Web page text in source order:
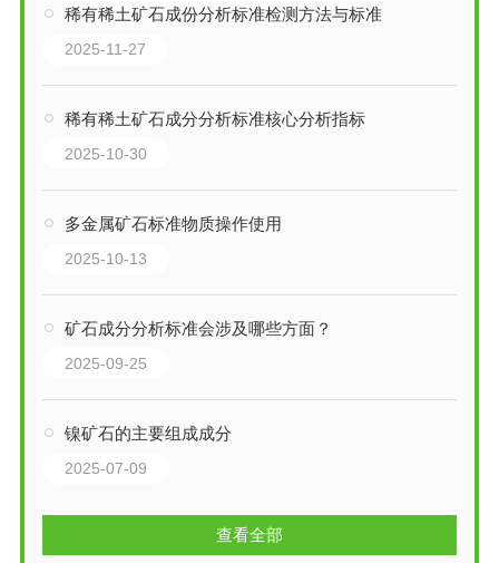
稀有稀土矿石成份分析标准检测方法与标准
2025-11-27
稀有稀土矿石成分分析标准核心分析指标
2025-10-30
多金属矿石标准物质操作使用
2025-10-13
矿石成分分析标准会涉及哪些方面？
2025-09-25
镍矿石的主要组成成分
2025-07-09
查看全部